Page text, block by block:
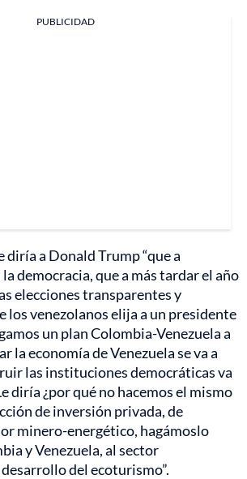
PUBLICIDAD
diría a Donald Trump “que a
democracia, que a más tardar el año
elecciones transparentes y
los venezolanos elija a un presidente
un plan Colombia-Venezuela a
la economía de Venezuela se va a
las instituciones democráticas va
diría ¿por qué no hacemos el mismo
de inversión privada, de
minero-energético, hagámoslo
y Venezuela, al sector
del ecoturismo”.